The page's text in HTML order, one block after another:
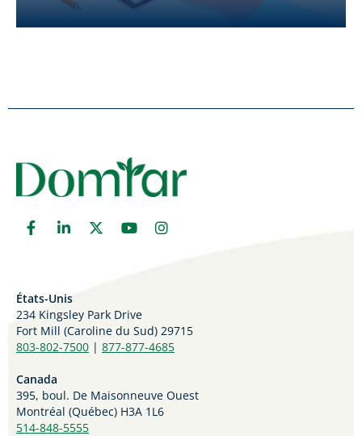
États-Unis
234 Kingsley Park Drive
Fort Mill (Caroline du Sud) 29715
803-802-7500 | 877-877-4685
Canada
395, boul. De Maisonneuve Ouest
Montréal (Québec) H3A 1L6
514-848-5555